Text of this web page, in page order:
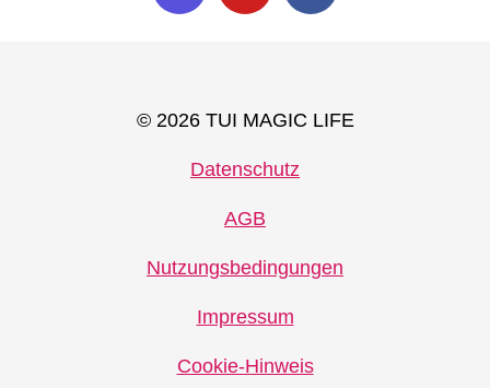
© 2026 TUI MAGIC LIFE
Datenschutz
AGB
Nutzungsbedingungen
Impressum
Cookie-Hinweis